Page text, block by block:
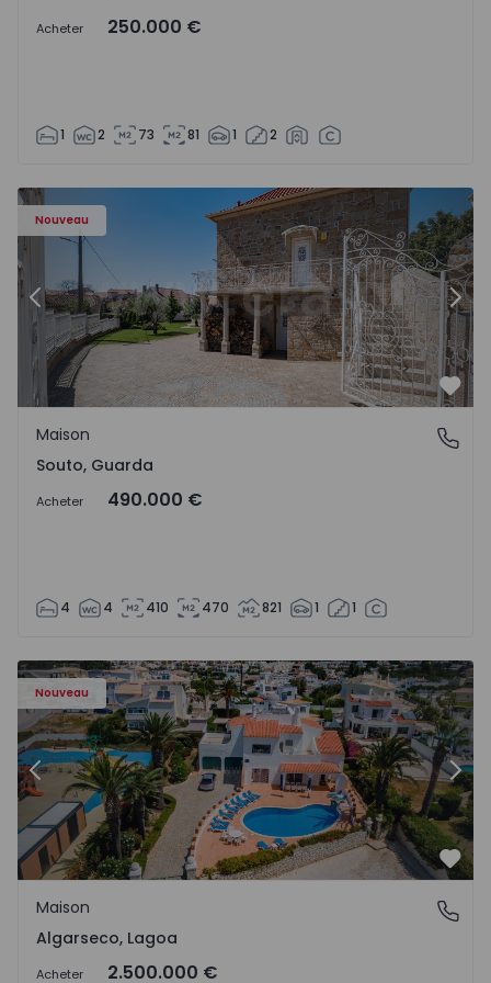
Acheter 250.000 €
1 2 73 81 1 2
Nouveau
Maison T4 Sabugal, Souto - 1575640 - 10
Précédent
Souto, Guarda
Maison
Souto, Guarda
Acheter 490.000 €
4 4 410 470 821 1 1
Nouveau
Maison T6 Lagoa, Algarseco - 1523918 - 51
Précédent
Algarseco, Lagoa
Maison
Algarseco, Lagoa
Acheter 2.500.000 €